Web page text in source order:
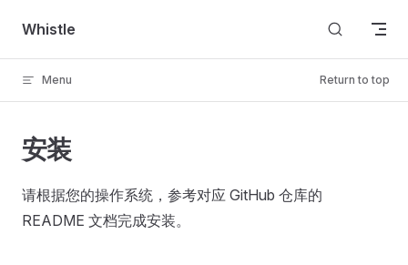
Skip to content
Whistle
Menu Return to top
安装
请根据您的操作系统，参考对应 GitHub 仓库的
README 文档完成安装。